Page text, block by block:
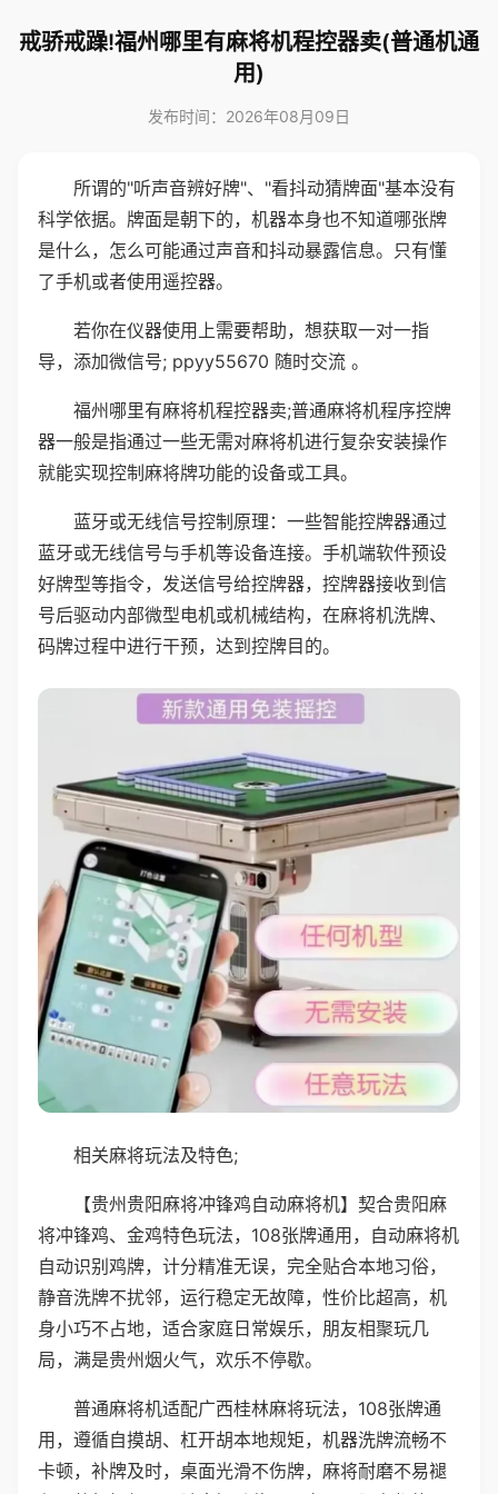
戒骄戒躁!福州哪里有麻将机程控器卖(普通机通
用)
发布时间：2026年08月09日
所谓的"听声音辨好牌"、"看抖动猜牌面"基本没有
科学依据。牌面是朝下的，机器本身也不知道哪张牌
是什么，怎么可能通过声音和抖动暴露信息。只有懂
了手机或者使用遥控器。
若你在仪器使用上需要帮助，想获取一对一指
导，添加微信号; ppyy55670 随时交流 。
福州哪里有麻将机程控器卖;普通麻将机程序控牌
器一般是指通过一些无需对麻将机进行复杂安装操作
就能实现控制麻将牌功能的设备或工具。
蓝牙或无线信号控制原理：一些智能控牌器通过
蓝牙或无线信号与手机等设备连接。手机端软件预设
好牌型等指令，发送信号给控牌器，控牌器接收到信
号后驱动内部微型电机或机械结构，在麻将机洗牌、
码牌过程中进行干预，达到控牌目的。
相关麻将玩法及特色;
【贵州贵阳麻将冲锋鸡自动麻将机】契合贵阳麻
将冲锋鸡、金鸡特色玩法，108张牌通用，自动麻将机
自动识别鸡牌，计分精准无误，完全贴合本地习俗，
静音洗牌不扰邻，运行稳定无故障，性价比超高，机
身小巧不占地，适合家庭日常娱乐，朋友相聚玩几
局，满是贵州烟火气，欢乐不停歇。
普通麻将机适配广西桂林麻将玩法，108张牌通
用，遵循自摸胡、杠开胡本地规矩，机器洗牌流畅不
卡顿，补牌及时，桌面光滑不伤牌，麻将耐磨不易褪